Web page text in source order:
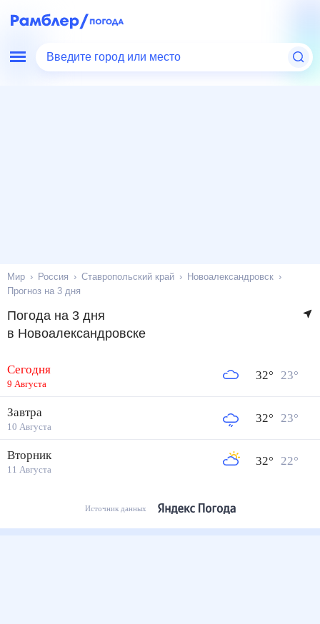
Введите город или место
Мир Россия Ставропольский край
Новоалександровск
Прогноз на 3 дня
Погода на 3 дня
в Новоалександровске
Сегодня
9 Августа
32° 23°
Завтра
10 Августа
32° 23°
Вторник
11 Августа
32° 22°
Источник данных